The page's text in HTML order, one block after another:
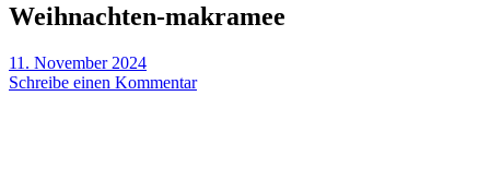
Weihnachten-makramee
11. November 2024
Schreibe einen Kommentar